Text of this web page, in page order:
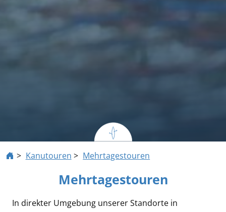
Kanutouren Mehrtagestouren
Mehrtagestouren
In direkter Umgebung unserer Standorte in